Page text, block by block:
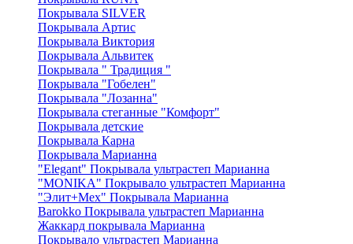
Покрывала SILVER
Покрывала Артис
Покрывала Виктория
Покрывала Альвитек
Покрывала " Традиция "
Покрывала "Гобелен"
Покрывала "Лозанна"
Покрывала стеганные "Комфорт"
Покрывала детские
Покрывала Карна
Покрывала Марианна
"Elegant" Покрывала ультрастеп Марианна
"MONIKA" Покрывало ультрастеп Марианна
"Элит+Мех" Покрывала Марианна
Barokko Покрывала ультрастеп Марианна
Жаккард покрывала Марианна
Покрывало ультрастеп Марианна